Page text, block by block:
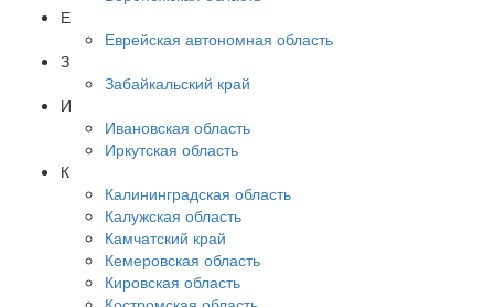
Е
Еврейская автономная область
З
Забайкальский край
И
Ивановская область
Иркутская область
К
Калининградская область
Калужская область
Камчатский край
Кемеровская область
Кировская область